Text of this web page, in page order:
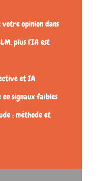
votre opinion dans
plus l’IA est
et IA
signaux faibles
: méthode et